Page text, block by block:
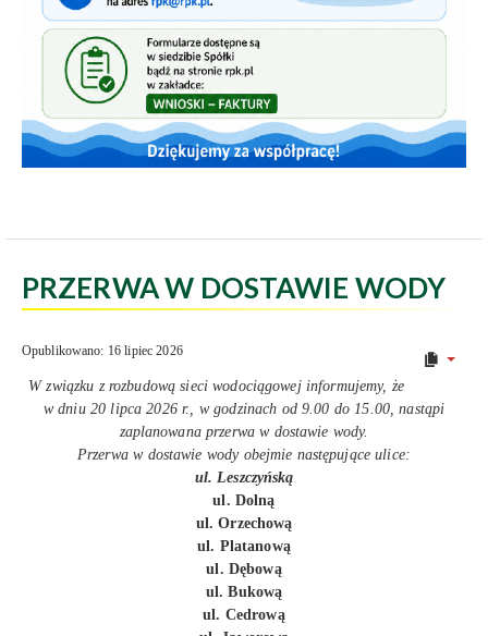
PRZERWA W DOSTAWIE WODY
Opublikowano: 16 lipiec 2026
W związku z rozbudową sieci wodociągowej informujemy, że
w dniu 20 lipca 2026 r., w godzinach od 9.00 do 15.00, nastąpi
zaplanowana przerwa w dostawie wody.
Przerwa w dostawie wody obejmie następujące ulice:
ul. Leszczyńską
ul. Dolną
ul. Orzechową
ul. Platanową
ul. Dębową
ul. Bukową
ul. Cedrową